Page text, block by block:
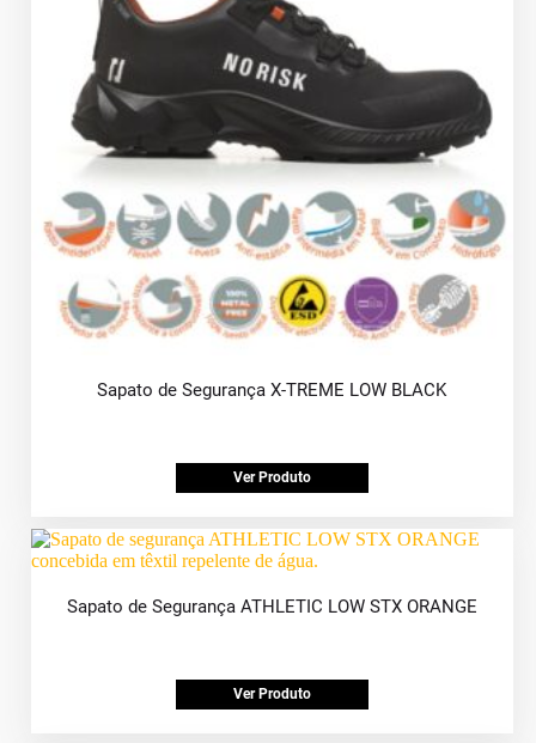
Sapato de Segurança X-TREME LOW BLACK
Ver Produto
Sapato de Segurança ATHLETIC LOW STX ORANGE
Ver Produto